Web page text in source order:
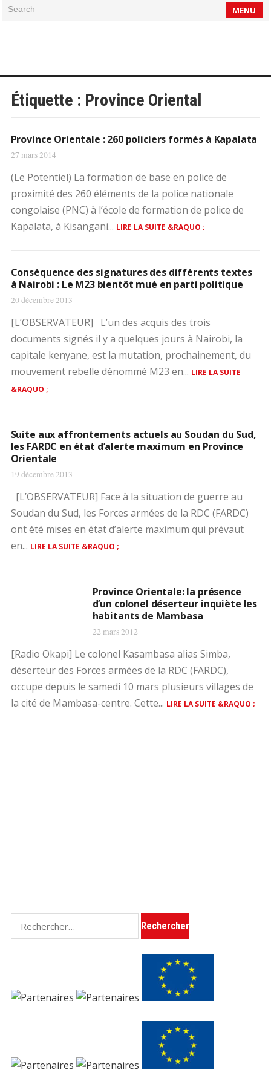
Search MENU
Étiquette : Province Oriental
Province Orientale : 260 policiers formés à Kapalata
27 mars 2014
(Le Potentiel) La formation de base en police de
proximité des 260 éléments de la police nationale
congolaise (PNC) à l’école de formation de police de
Kapalata, à Kisangani... LIRE LA SUITE &RAQUO ;
Conséquence des signatures des différents textes
à Nairobi : Le M23 bientôt mué en parti politique
20 décembre 2013
[L’OBSERVATEUR] L’un des acquis des trois
documents signés il y a quelques jours à Nairobi, la
capitale kenyane, est la mutation, prochainement, du
mouvement rebelle dénommé M23 en... LIRE LA SUITE
&RAQUO ;
Suite aux affrontements actuels au Soudan du Sud,
les FARDC en état d’alerte maximum en Province
Orientale
19 décembre 2013
[L’OBSERVATEUR] Face à la situation de guerre au
Soudan du Sud, les Forces armées de la RDC (FARDC)
ont été mises en état d’alerte maximum qui prévaut
en... LIRE LA SUITE &RAQUO ;
Province Orientale: la présence
d’un colonel déserteur inquiète les
habitants de Mambasa
22 mars 2012
[Radio Okapi] Le colonel Kasambasa alias Simba,
déserteur des Forces armées de la RDC (FARDC),
occupe depuis le samedi 10 mars plusieurs villages de
la cité de Mambasa-centre. Cette... LIRE LA SUITE &RAQUO ;
Rechercher :